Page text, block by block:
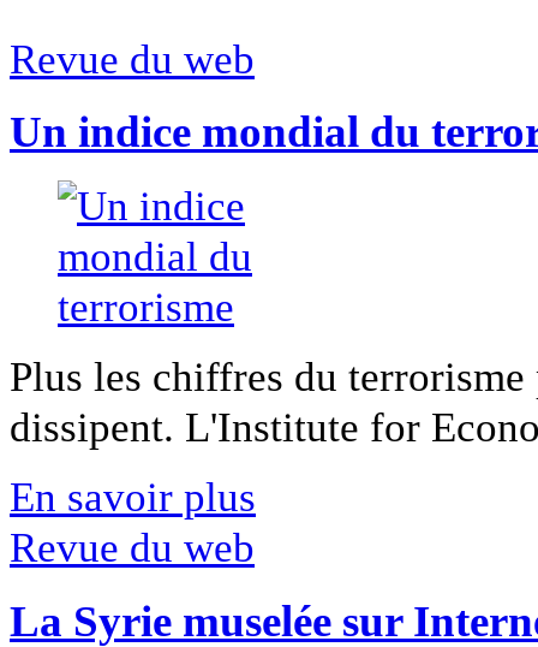
Revue du web
Un indice mondial du
Plus les chiffres du
dissipent. L'Institute for
En savoir plus
Revue du web
La Syrie muselée sur